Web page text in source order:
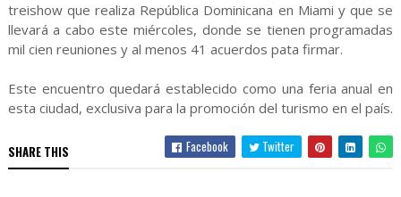
treishow que realiza República Dominicana en Miami y que se
llevará a cabo este miércoles, donde se tienen programadas
mil cien reuniones y al menos 41 acuerdos pata firmar.
Este encuentro quedará establecido como una feria anual en
esta ciudad, exclusiva para la promoción del turismo en el país.
SHARE THIS Facebook Twitter